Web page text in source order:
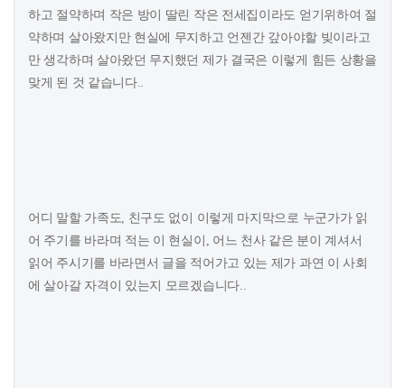
하고 절약하며 작은 방이 딸린 작은 전세집이라도 얻기위하여 절
약하며 살아왔지만 현실에 무지하고 언젠간 갚아야할 빚이라고
만 생각하며 살아왔던 무지했던 제가 결국은 이렇게 힘든 상황을
맞게 된 것 같습니다..
어디 말할 가족도, 친구도 없이 이렇게 마지막으로 누군가가 읽
어 주기를 바라며 적는 이 현실이, 어느 천사 같은 분이 계셔서
읽어 주시기를 바라면서 글을 적어가고 있는 제가 과연 이 사회
에 살아갈 자격이 있는지 모르겠습니다..